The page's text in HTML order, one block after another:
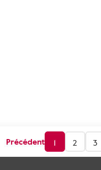
Précédent 1 2 3